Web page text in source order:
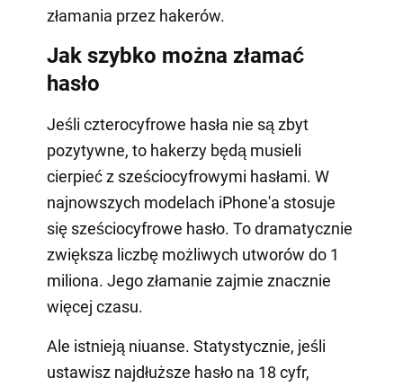
złamania przez hakerów.
Jak szybko można złamać
hasło
Jeśli czterocyfrowe hasła nie są zbyt
pozytywne, to hakerzy będą musieli
cierpieć z sześciocyfrowymi hasłami. W
najnowszych modelach iPhone'a stosuje
się sześciocyfrowe hasło. To dramatycznie
zwiększa liczbę możliwych utworów do 1
miliona. Jego złamanie zajmie znacznie
więcej czasu.
Ale istnieją niuanse. Statystycznie, jeśli
ustawisz najdłuższe hasło na 18 cyfr,